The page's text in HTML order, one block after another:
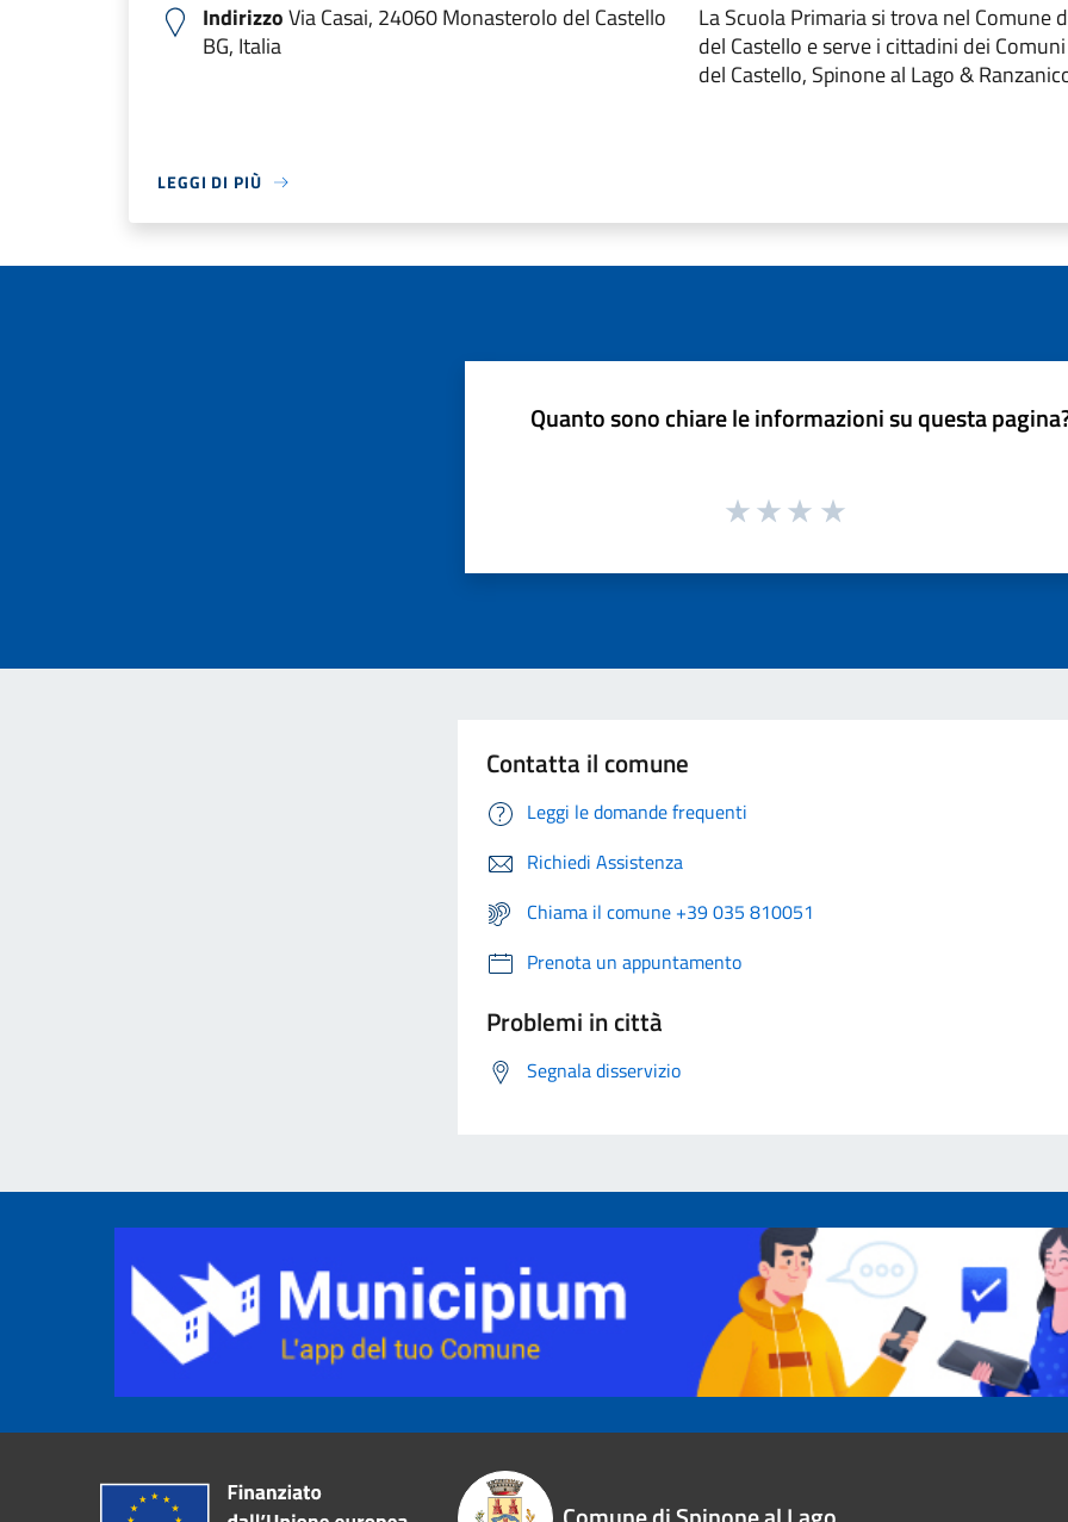
IndirizzoVia Casai, 24060 Monasterolo del Castello
BG, Italia
La Scuola Primaria si trova nel Comune
del Castello e serve i cittadini dei
del Castello, Spinone al Lago &
LEGGI DI PIÙ
Quanto sono chiare le informazioni su questa
Contatta il comune
Leggi le domande frequenti
Richiedi Assistenza
Chiama il comune +39 035 810051
Prenota un appuntamento
Problemi in città
Segnala disservizio